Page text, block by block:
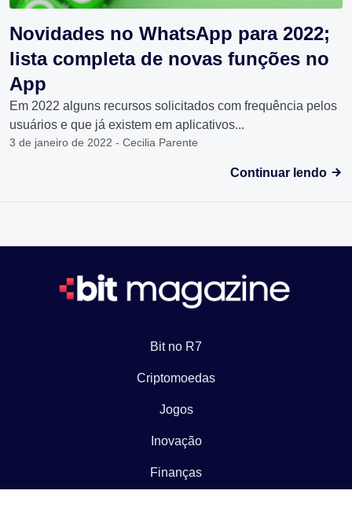
Novidades no WhatsApp para 2022;
lista completa de novas funções no
App
Em 2022 alguns recursos solicitados com frequência pelos
usuários e que já existem em aplicativos...
3 de janeiro de 2022 - Cecilia Parente
Continuar lendo
Bit no R7
Criptomoedas
Jogos
Inovação
Finanças